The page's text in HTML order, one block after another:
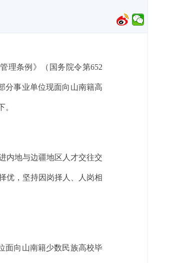
理条例》（国务院令第652
分事业单位现面向山南籍高
内地与边疆地区人才交往交
优，坚持因岗择人、人岗相
面向山南籍少数民族高校毕